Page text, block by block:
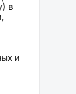
в
и